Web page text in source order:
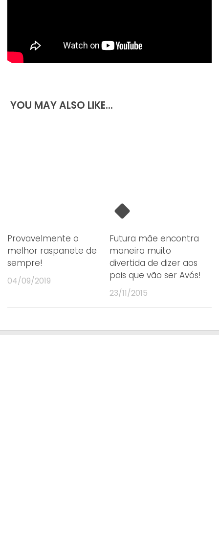
YOU MAY ALSO LIKE...
Provavelmente o
melhor raspanete de
sempre!
04/09/2019
Futura mãe encontra
maneira muito
divertida de dizer aos
pais que vão ser Avós!
23/11/2015